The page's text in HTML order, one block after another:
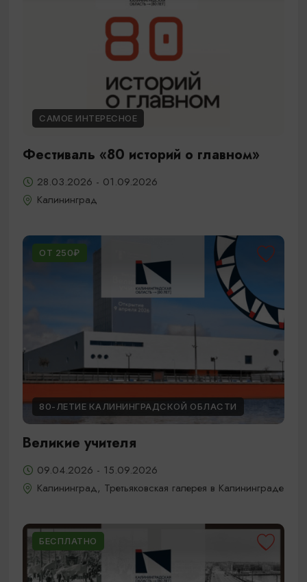
САМОЕ ИНТЕРЕСНОЕ
Фестиваль «80 историй о главном»
28.03.2026 - 01.09.2026
Калининград
ОТ 250₽
80-ЛЕТИЕ КАЛИНИНГРАДСКОЙ ОБЛАСТИ
Великие учителя
09.04.2026 - 15.09.2026
Калининград, Третьяковская галерея в Калининграде
БЕСПЛАТНО